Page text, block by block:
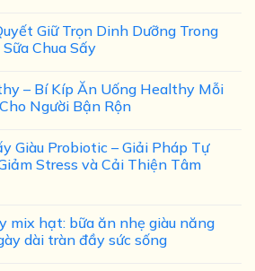
Giữ Trọn Dinh Dưỡng Trong
Chua Sấy
– Bí Kíp Ăn Uống Healthy Mỗi
Người Bận Rộn
Giàu Probiotic – Giải Pháp Tự
Stress và Cải Thiện Tâm
mix hạt: bữa ăn nhẹ giàu năng
dài tràn đầy sức sống